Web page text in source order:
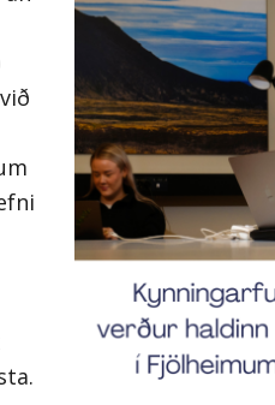
ábendingar
Hafa samband